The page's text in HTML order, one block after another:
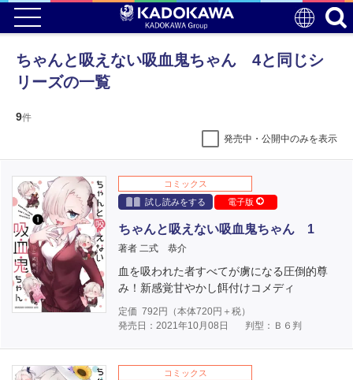
ちゃんと吸えない吸血鬼ちゃん 4と同じシ
リーズの一覧
9件
発売中・公開中のみを表示
コミックス
試し読みをする
電子版
ちゃんと吸えない吸血鬼ちゃん 1
著者 二式 恭介
血を吸われた者すべてが虜になる圧倒的尊
み！新感覚甘やかし餌付けコメディ
定価 792 円（本体720円＋税）
発売日：2021年10月08日
判型：Ｂ６判
コミックス